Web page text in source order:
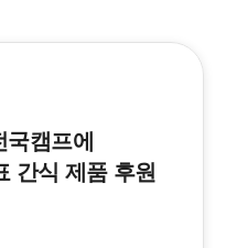
캠프에
간식 제품 후원